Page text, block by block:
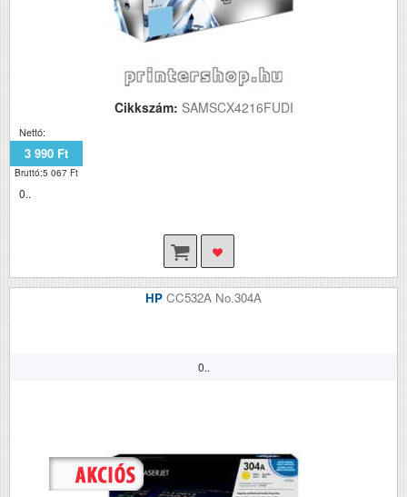
Cikkszám: SAMSCX4216FUDI
Nettó:
3 990 Ft
Bruttó:5 067 Ft
0..
HP CC532A No.304A
0..